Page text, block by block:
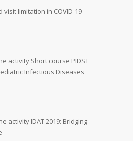
limitation in COVID-19
activity Short course PIDST
Infectious Diseases
activity IDAT 2019: Bridging